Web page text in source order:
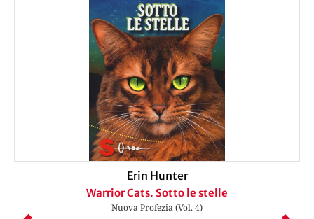
Erin Hunter
Warrior Cats. Sotto le stelle
Nuova Profezia (Vol. 4)